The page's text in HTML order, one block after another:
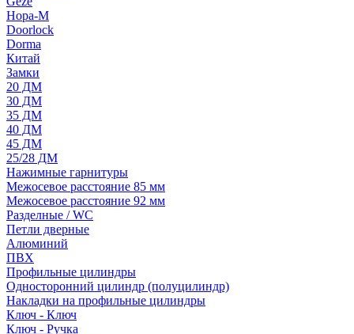
Нора-М
Doorlock
Dorma
Китай
Замки
20 ДМ
30 ДМ
35 ДМ
40 ДМ
45 ДМ
25/28 ДМ
Нажимные гарнитуры
Межосевое расстояние 85 мм
Межосевое расстояние 92 мм
Разделные / WC
Петли дверные
Алюминий
ПВХ
Профильные цилиндры
Односторонний цилиндр (полуцилиндр)
Накладки на профильные цилиндры
Ключ - Ключ
Ключ - Ручка